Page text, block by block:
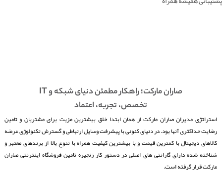
صاران مارکت؛ راهکار مطمئن دنیای شبکه و IT
تخصص، تجربه، اعتماد
استراتژی مدیران صاران مارکت از همان ابتدا خلق بیشترین مزیت برای مشتریان و تامین
رضایت حداکثری آنها بود. در دنیای کنونی با پیشرفت وسایل ارتباطی و گسترش تکنولوژی عرضه
کالاهای دیجیتال با کمترین قیمت و با بیشترین کیفیت همراه با تنوع بالا از برندهای معتبر و
شناخته شده دارای گارانتی های اصلی در دستور کار زنجیره تامین فروشگاه اینترنتی صاران
مارکت قرار گرفته است.